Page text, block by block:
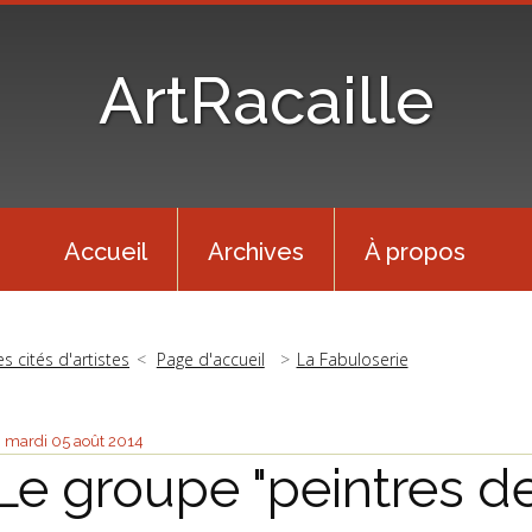
ArtRacaille
Accueil Archives À propos
cités d'artistes Page d'accueil La Fabuloserie
mardi 05 août 2014
groupe "peintres